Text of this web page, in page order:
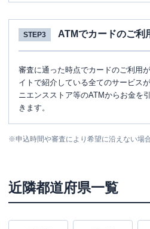
STEP3 ATMでカードのご利
審査に通った時点でカードのご利用
イトで紹介している全てのサービス
ニエンスストア等のATMからお金を
きます。
※申込時間や審査により希望に沿えない場
近隣都道府県一覧